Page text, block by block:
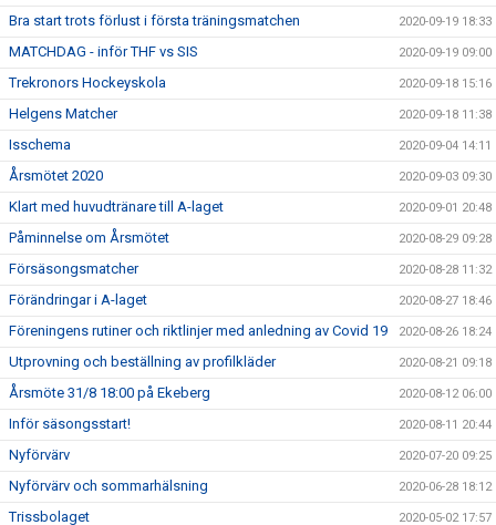
Bra start trots förlust i första träningsmatchen 2020-09-19 18:33
MATCHDAG - inför THF vs SIS 2020-09-19 09:00
Trekronors Hockeyskola 2020-09-18 15:16
Helgens Matcher 2020-09-18 11:38
Isschema 2020-09-04 14:11
Årsmötet 2020 2020-09-03 09:30
Klart med huvudtränare till A-laget 2020-09-01 20:48
Påminnelse om Årsmötet 2020-08-29 09:28
Försäsongsmatcher 2020-08-28 11:32
Förändringar i A-laget 2020-08-27 18:46
Föreningens rutiner och riktlinjer med anledning av Covid 19 2020-08-26 18:24
Utprovning och beställning av profilkläder 2020-08-21 09:18
Årsmöte 31/8 18:00 på Ekeberg 2020-08-12 06:00
Inför säsongsstart! 2020-08-11 20:44
Nyförvärv 2020-07-20 09:25
Nyförvärv och sommarhälsning 2020-06-28 18:12
Trissbolaget 2020-05-02 17:57